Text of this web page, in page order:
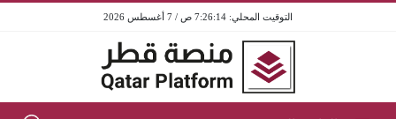
7:26:14 ص / 7 أغسطس 2026